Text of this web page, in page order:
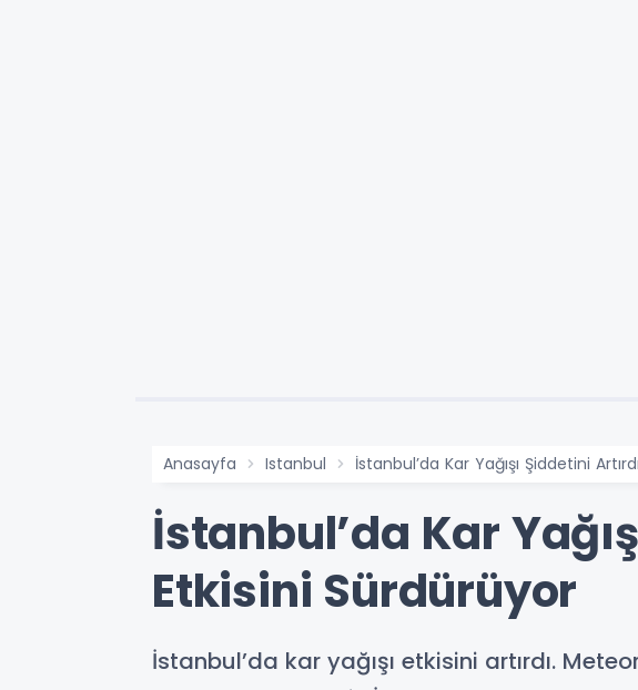
Anasayfa Istanbul İstanbul’da Kar Yağışı Şiddetini
İstanbul’da Kar
Etkisini Sürdürüyor
İstanbul’da kar yağışı etkisini artırdı.